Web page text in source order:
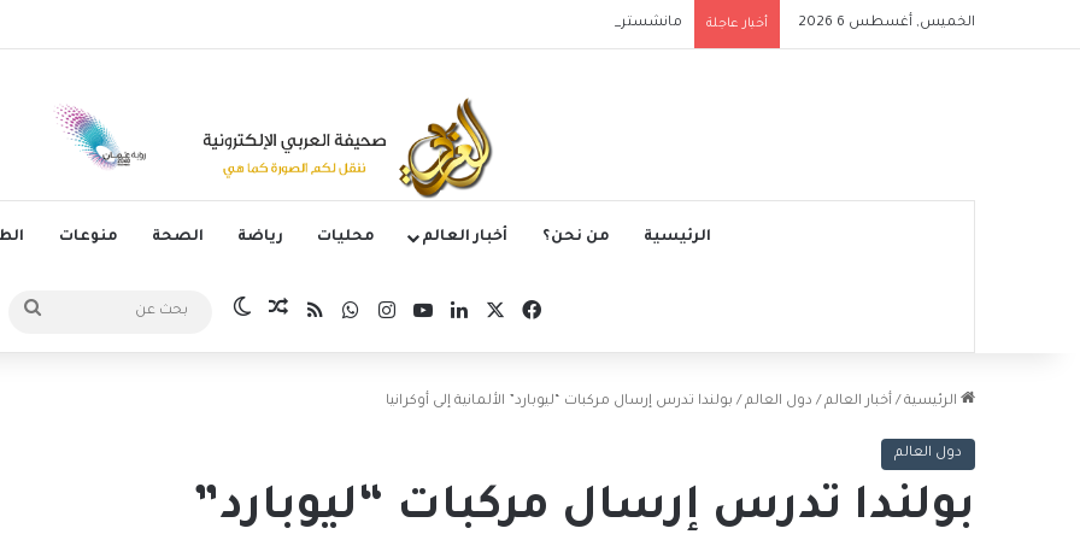
الخميس, أغسطس 6 2026 أخبار عاجلة مانشستر سيتي يتجاوز نجوم الدوري الكوري بثلاثية في أول انتصار تحت قيادة ماريسكا
الرئيسية من نحن؟ أخبار العالم محليات رياضة الصحة منوعات
فيسبوكلينكدإن‫YouTubeانستقرام
واتسابملخص الموقع RSS
مقال عشوائي
الوضع المظلم
عن
الرئيسية / أخبار العالم / دول العالم / بولندا تدرس إرسال مركبات “ليوبارد” الألمانية إلى أوكرانيا
دول العالم
بولندا تدرس إرسال مركبات “ليوبارد”